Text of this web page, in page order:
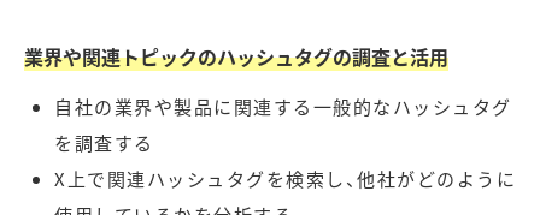
業界や関連トピックのハッシュタグの調査と活用
自社の業界や製品に関連する一般的なハッシュタグ
を調査する
X上で関連ハッシュタグを検索し、他社がどのように